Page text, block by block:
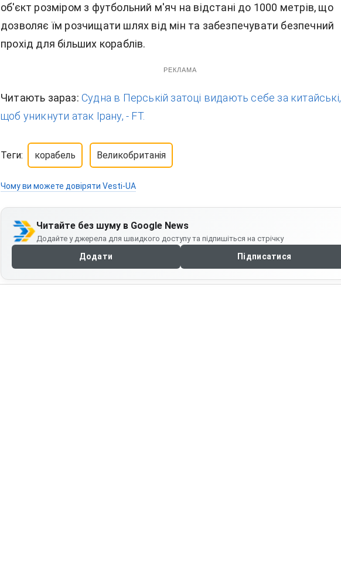
об'єкт розміром з футбольний м'яч на відстані до 1000 метрів, що
дозволяє їм розчищати шлях від мін та забезпечувати безпечний
прохід для більших кораблів.
РЕКЛАМА
Читають зараз: Судна в Перській затоці видають себе за китайські,
щоб уникнути атак Ірану, - FT.
Теги: корабель Великобританія
Чому ви можете довіряти Vesti-UA
Читайте без шуму в Google News
Додайте у джерела для швидкого доступу та підпишіться на стрічку
Додати Підписатися